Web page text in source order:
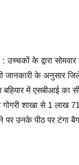
: उच्चकों के द्वारा
जानकारी के अनुसार
बहियार में एसबीआई
शाखा से 1 लाख
उनके पीठ पर टंगा